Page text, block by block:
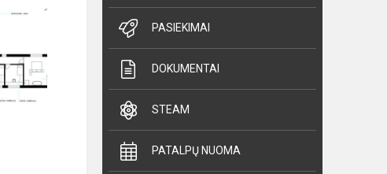
PASIEKIMAI
DOKUMENTAI
STEAM
PATALPŲ NUOMA